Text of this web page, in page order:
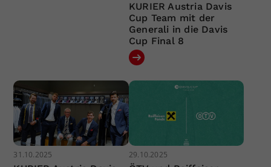
KURIER Austria Davis
Cup Team mit der
Generali in die Davis
Cup Final 8
31.10.2025 29.10.2025